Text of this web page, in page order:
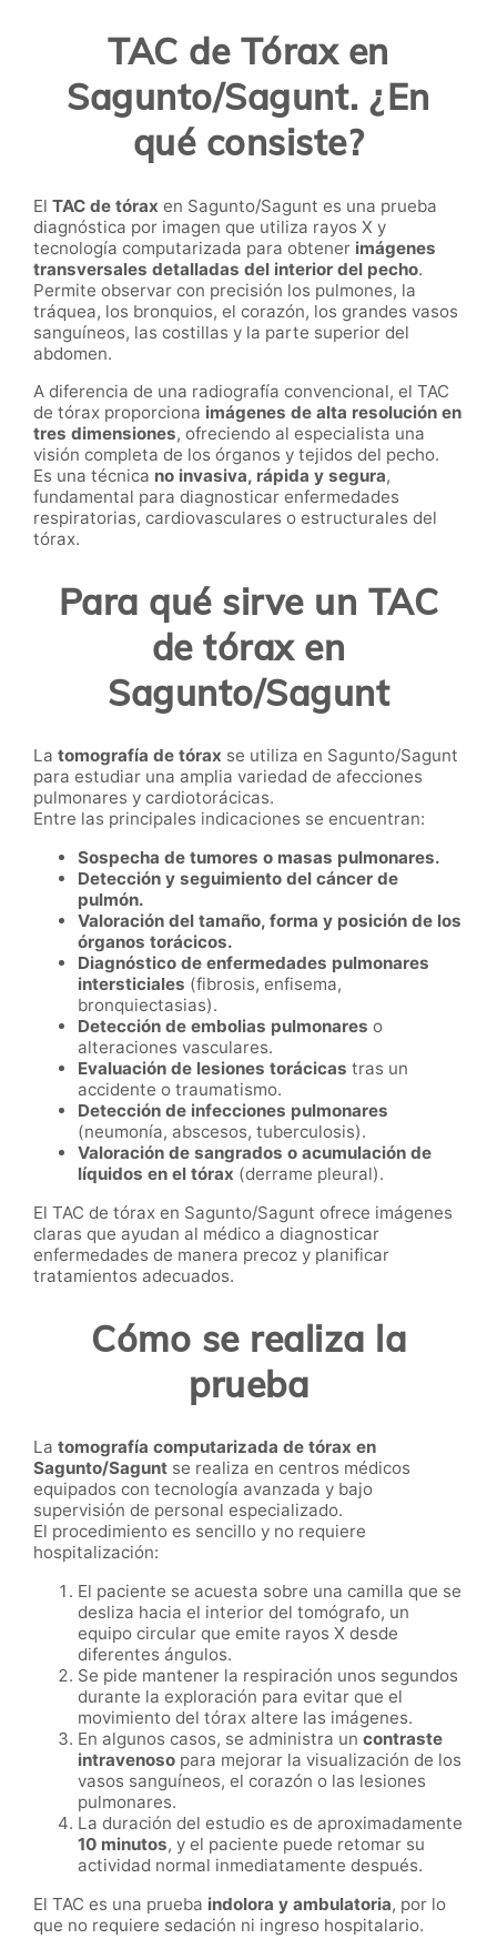
TAC de Tórax en
Sagunto/Sagunt. ¿En
qué consiste?
El TAC de tórax en Sagunto/Sagunt es una prueba
diagnóstica por imagen que utiliza rayos X y
tecnología computarizada para obtener imágenes
transversales detalladas del interior del pecho.
Permite observar con precisión los pulmones, la
tráquea, los bronquios, el corazón, los grandes vasos
sanguíneos, las costillas y la parte superior del
abdomen.
A diferencia de una radiografía convencional, el TAC
de tórax proporciona imágenes de alta resolución en
tres dimensiones, ofreciendo al especialista una
visión completa de los órganos y tejidos del pecho.
Es una técnica no invasiva, rápida y segura,
fundamental para diagnosticar enfermedades
respiratorias, cardiovasculares o estructurales del
tórax.
Para qué sirve un TAC
de tórax en
Sagunto/Sagunt
La tomografía de tórax se utiliza en Sagunto/Sagunt
para estudiar una amplia variedad de afecciones
pulmonares y cardiotorácicas.
Entre las principales indicaciones se encuentran:
Sospecha de tumores o masas pulmonares.
Detección y seguimiento del cáncer de
pulmón.
Valoración del tamaño, forma y posición de los
órganos torácicos.
Diagnóstico de enfermedades pulmonares
intersticiales (fibrosis, enfisema,
bronquiectasias).
Detección de embolias pulmonares o
alteraciones vasculares.
Evaluación de lesiones torácicas tras un
accidente o traumatismo.
Detección de infecciones pulmonares
(neumonía, abscesos, tuberculosis).
Valoración de sangrados o acumulación de
líquidos en el tórax (derrame pleural).
El TAC de tórax en Sagunto/Sagunt ofrece imágenes
claras que ayudan al médico a diagnosticar
enfermedades de manera precoz y planificar
tratamientos adecuados.
Cómo se realiza la
prueba
La tomografía computarizada de tórax en
Sagunto/Sagunt se realiza en centros médicos
equipados con tecnología avanzada y bajo
supervisión de personal especializado.
El procedimiento es sencillo y no requiere
hospitalización:
El paciente se acuesta sobre una camilla que se
desliza hacia el interior del tomógrafo, un
equipo circular que emite rayos X desde
diferentes ángulos.
Se pide mantener la respiración unos segundos
durante la exploración para evitar que el
movimiento del tórax altere las imágenes.
En algunos casos, se administra un contraste
intravenoso para mejorar la visualización de los
vasos sanguíneos, el corazón o las lesiones
pulmonares.
La duración del estudio es de aproximadamente
10 minutos, y el paciente puede retomar su
actividad normal inmediatamente después.
El TAC es una prueba indolora y ambulatoria, por lo
que no requiere sedación ni ingreso hospitalario.